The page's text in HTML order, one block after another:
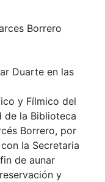
Borrero
Duarte en las
y Fílmico del
de la Biblioteca
Borrero, por
la Secretaria
de aunar
y